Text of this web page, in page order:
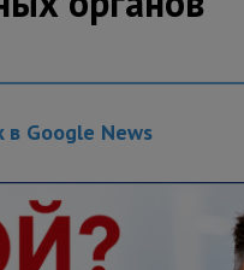
в Google News